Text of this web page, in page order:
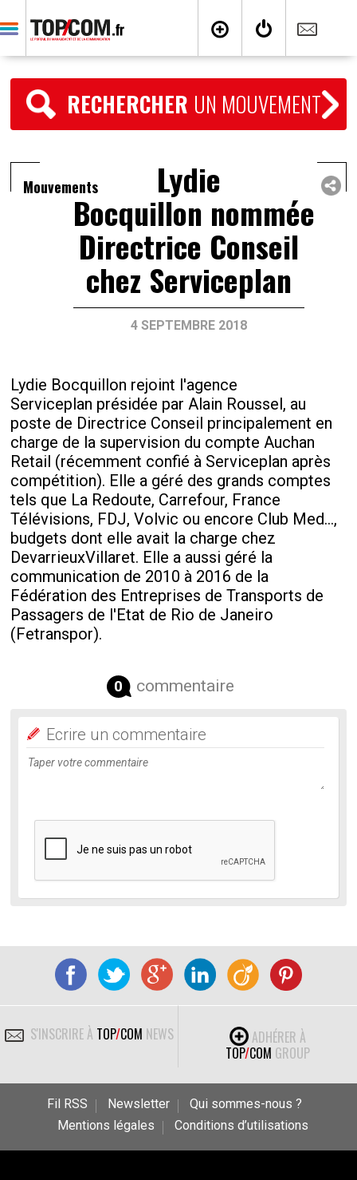
RECHERCHER UN MOUVEMENT
Mouvements Lydie
Bocquillon nommée
Directrice Conseil
chez Serviceplan
4 SEPTEMBRE 2018
Lydie Bocquillon rejoint l'agence
Serviceplan présidée par Alain Roussel, au
poste de Directrice Conseil principalement en
charge de la supervision du compte Auchan
Retail (récemment confié à Serviceplan après
compétition). Elle a géré des grands comptes
tels que La Redoute, Carrefour, France
Télévisions, FDJ, Volvic ou encore Club Med...,
budgets dont elle avait la charge chez
DevarrieuxVillaret. Elle a aussi géré la
communication de 2010 à 2016 de la
Fédération des Entreprises de Transports de
Passagers de l'Etat de Rio de Janeiro
(Fetranspor).
0 commentaire
Ecrire un commentaire
S'INSCRIRE À TOP/COM NEWS
ADHÉRER À
TOP/COM GROUP
Fil RSS Newsletter
Qui sommes-nous ?
Mentions légales
Conditions d’utilisations